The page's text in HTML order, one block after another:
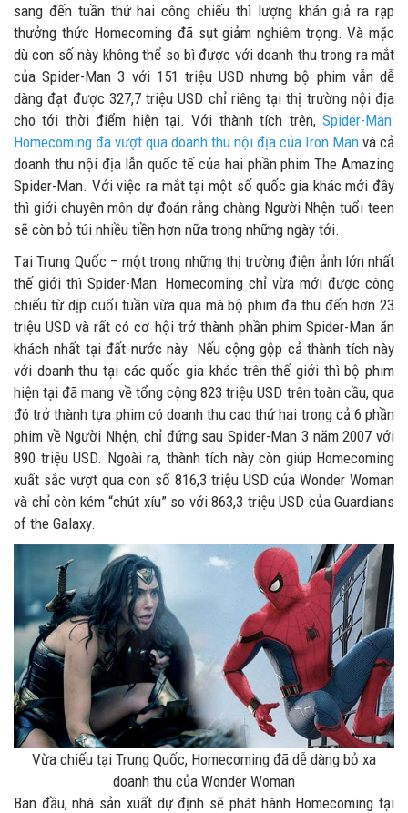
sang đến tuần thứ hai công chiếu thì lượng khán giả ra rạp
thưởng thức Homecoming đã sụt giảm nghiêm trọng. Và mặc
dù con số này không thể so bì được với doanh thu trong ra mắt
của Spider-Man 3 với 151 triệu USD nhưng bộ phim vẫn dễ
dàng đạt được 327,7 triệu USD chỉ riêng tại thị trường nội địa
cho tới thời điểm hiện tại. Với thành tích trên, Spider-Man:
Homecoming đã vượt qua doanh thu nội địa của Iron Man và cả
doanh thu nội địa lẫn quốc tế của hai phần phim The Amazing
Spider-Man. Với việc ra mắt tại một số quốc gia khác mới đây
thì giới chuyên môn dự đoán rằng chàng Người Nhện tuổi teen
sẽ còn bỏ túi nhiều tiền hơn nữa trong những ngày tới.
Tại Trung Quốc – một trong những thị trường điện ảnh lớn nhất
thế giới thì Spider-Man: Homecoming chỉ vừa mới được công
chiếu từ dịp cuối tuần vừa qua mà bộ phim đã thu đến hơn 23
triệu USD và rất có cơ hội trở thành phần phim Spider-Man ăn
khách nhất tại đất nước này. Nếu cộng gộp cả thành tích này
với doanh thu tại các quốc gia khác trên thế giới thì bộ phim
hiện tại đã mang về tổng cộng 823 triệu USD trên toàn cầu, qua
đó trở thành tựa phim có doanh thu cao thứ hai trong cả 6 phần
phim về Người Nhện, chỉ đứng sau Spider-Man 3 năm 2007 với
890 triệu USD. Ngoài ra, thành tích này còn giúp Homecoming
xuất sắc vượt qua con số 816,3 triệu USD của Wonder Woman
và chỉ còn kém “chút xíu” so với 863,3 triệu USD của Guardians
of the Galaxy.
Vừa chiếu tại Trung Quốc, Homecoming đã dễ dàng bỏ xa
doanh thu của Wonder Woman
Ban đầu, nhà sản xuất dự định sẽ phát hành Homecoming tại